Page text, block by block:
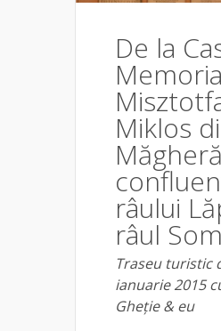
De la
Miklos
râului
râul
Traseu turistic
ianuarie 2015
Gheție & eu